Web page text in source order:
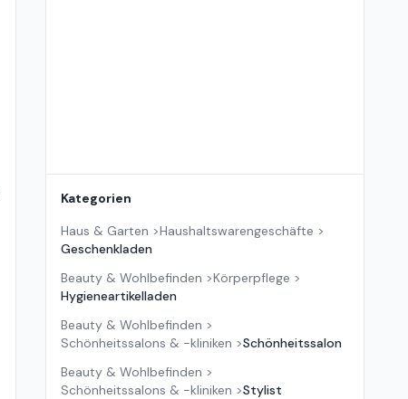
Kategorien
Haus & Garten >Haushaltswarengeschäfte >
Geschenkladen
Beauty & Wohlbefinden >Körperpflege >
Hygieneartikelladen
Beauty & Wohlbefinden >
Schönheitssalons & -kliniken >Schönheitssalon
Beauty & Wohlbefinden >
Schönheitssalons & -kliniken >Stylist